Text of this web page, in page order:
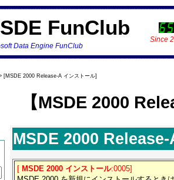
FunClub
Data Engine FunClub
Since
[MSDE 2000 Release-A インストール]
【MSDE 2000
MSDE 2000
[ MSDE 2000 インストール:0005]